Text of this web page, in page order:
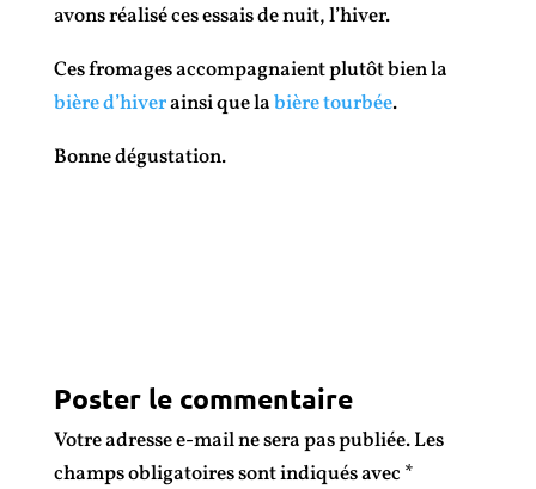
avons réalisé ces essais de nuit, l’hiver.
Ces fromages accompagnaient plutôt bien la
bière d’hiverainsi que labière tourbée.
Bonne dégustation.
Poster le commentaire
Votre adresse e-mail ne sera pas publiée.Les
champs obligatoires sont indiqués avec *